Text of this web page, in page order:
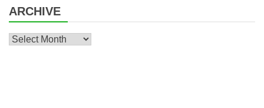
ARCHIVE
Archive